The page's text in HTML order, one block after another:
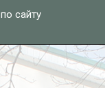
сайту